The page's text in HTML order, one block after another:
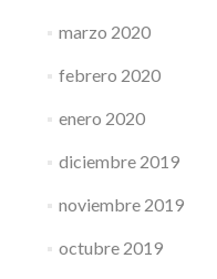
marzo 2020
febrero 2020
enero 2020
diciembre 2019
noviembre 2019
octubre 2019